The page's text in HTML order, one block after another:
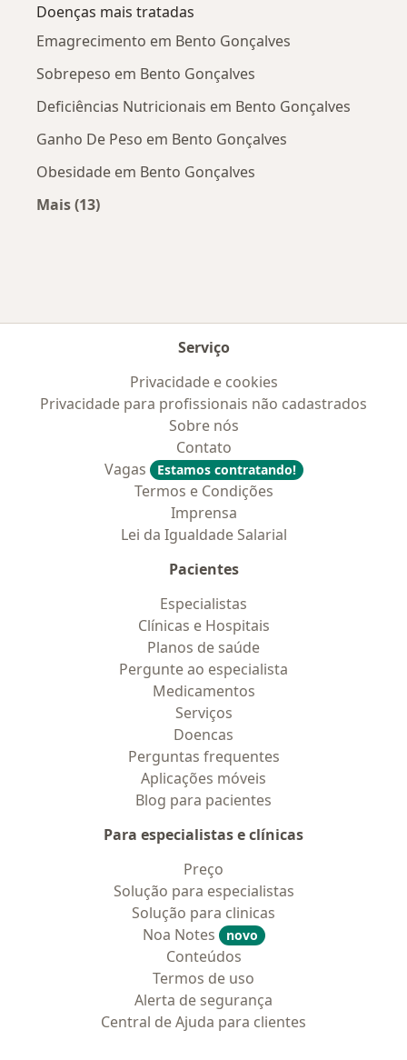
Doenças mais tratadas
Emagrecimento em Bento Gonçalves
Sobrepeso em Bento Gonçalves
Deficiências Nutricionais em Bento Gonçalves
Ganho De Peso em Bento Gonçalves
Obesidade em Bento Gonçalves
Mais (13)
Serviço
Privacidade e cookies
Privacidade para profissionais não cadastrados
Sobre nós
Contato
Vagas
Estamos contratando!
Termos e Condições
Imprensa
Lei da Igualdade Salarial
Pacientes
Especialistas
Clínicas e Hospitais
Planos de saúde
Pergunte ao especialista
Medicamentos
Serviços
Doencas
Perguntas frequentes
Aplicações móveis
Blog para pacientes
Para especialistas e clínicas
Preço
Solução para especialistas
Solução para clinicas
Noa Notes
novo
Conteúdos
Termos de uso
Alerta de segurança
Central de Ajuda para clientes